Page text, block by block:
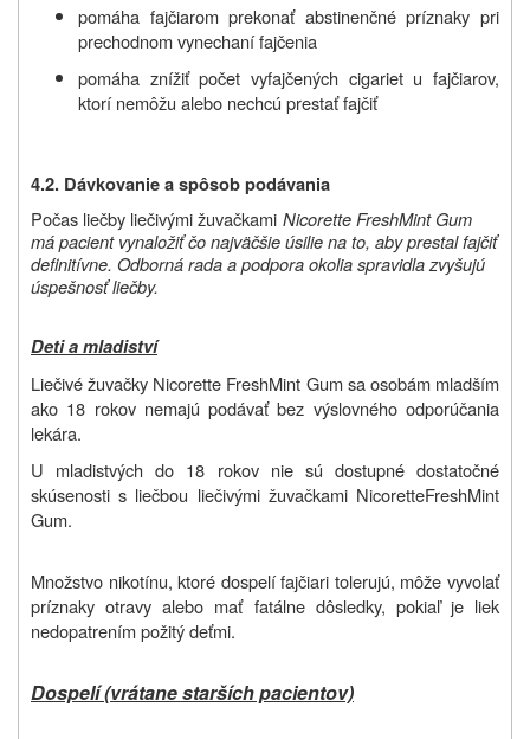
pomáha fajčiarom prekonať abstinenčné príznaky pri
prechodnom vynechaní fajčenia
pomáha znížiť počet vyfajčených cigariet u fajčiarov,
ktorí nemôžu alebo nechcú prestať fajčiť
4.2. Dávkovanie a spôsob podávania
Počas liečby liečivými žuvačkami Nicorette FreshMint Gum
má pacient vynaložiť čo najväčšie úsilie na to, aby prestal fajčiť
definitívne. Odborná rada a podpora okolia spravidla zvyšujú
úspešnosť liečby.
Deti a mladiství
Liečivé žuvačky Nicorette FreshMint Gum sa osobám mladším
ako 18 rokov nemajú podávať bez výslovného odporúčania
lekára.
U mladistvých do 18 rokov nie sú dostupné dostatočné
skúsenosti s liečbou liečivými žuvačkami NicoretteFreshMint
Gum.
Množstvo nikotínu, ktoré dospelí fajčiari tolerujú, môže vyvolať
príznaky otravy alebo mať fatálne dôsledky, pokiaľ je liek
nedopatrením požitý deťmi.
Dospelí (vrátane starších pacientov)